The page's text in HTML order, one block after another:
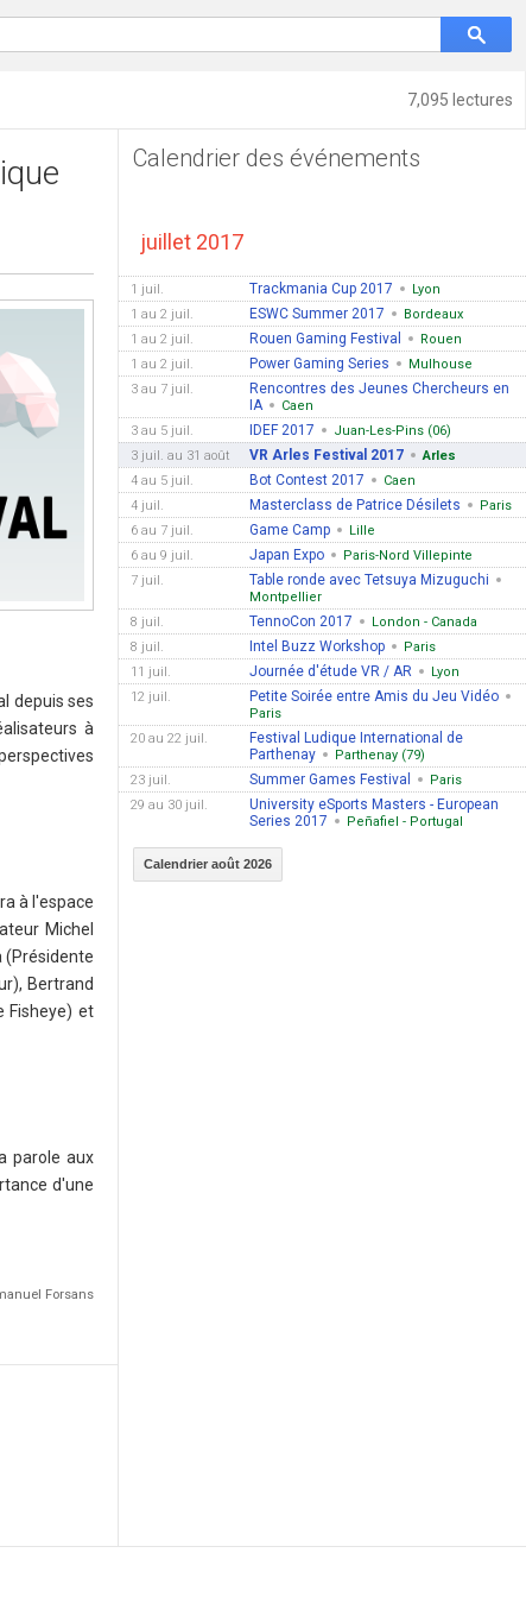
7,095 lectures
depuis ses
à
à l'espace
Michel
(Présidente
Bertrand
Fisheye) et
parole aux
d'une
Forsans
Calendrier des événements
juillet 2017
1 juil. Trackmania Cup 2017
Lyon
1 au 2 juil.
ESWC Summer 2017
Bordeaux
1 au 2 juil.
Rouen Gaming Festival
Rouen
1 au 2 juil.
Power Gaming Series
Mulhouse
3 au 7 juil.
Rencontres des Jeunes Chercheurs en
IA
Caen
3 au 5 juil.
IDEF 2017
Juan-Les-Pins (06)
3 juil. au 31 août
VR Arles Festival 2017
Arles
4 au 5 juil.
Bot Contest 2017
Caen
4 juil.
Masterclass de Patrice Désilets
Paris
6 au 7 juil.
Game Camp
Lille
6 au 9 juil.
Japan Expo
Paris-Nord Villepinte
7 juil.
Table ronde avec Tetsuya Mizuguchi
Montpellier
8 juil.
TennoCon 2017
London - Canada
8 juil.
Intel Buzz Workshop
Paris
11 juil.
Journée d'étude VR / AR
Lyon
12 juil.
Petite Soirée entre Amis du Jeu Vidéo
Paris
20 au 22 juil.
Festival Ludique International de
Parthenay
Parthenay (79)
23 juil.
Summer Games Festival
Paris
29 au 30 juil.
University eSports Masters - European
Series 2017
Peñafiel - Portugal
Calendrier août 2026